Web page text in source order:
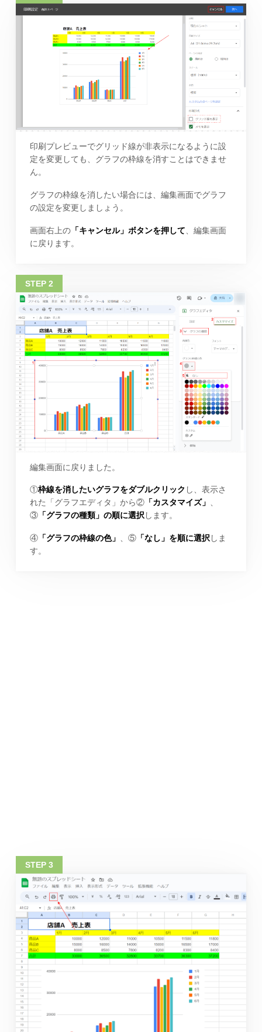
印刷プレビューでグリッド線が非表示になるように設
定を変更しても、グラフの枠線を消すことはできませ
ん。
グラフの枠線を消したい場合には、編集画面でグラフ
の設定を変更しましょう。
画面右上の「キャンセル」ボタンを押して 、編集画面
に戻ります。
編集画面に戻りました。
①枠線を消したいグラフをダブルクリック し、表示さ
れた「グラフエディタ」から②「カスタマイズ」 、
③「グラフの種類」の順に選択します。
④「グラフの枠線の色」 、⑤「なし」を順に選択しま
す。